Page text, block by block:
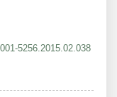
5256.2015.02.038